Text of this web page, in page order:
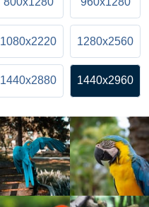
1080x2220 1280x2560
1440x2880 1440x2960